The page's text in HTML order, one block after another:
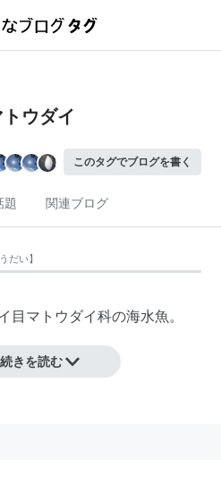
トウダイ
このタグでブログを書く
題 関連ブログ
だい】
目マトウダイ科の海水魚。
きを読む